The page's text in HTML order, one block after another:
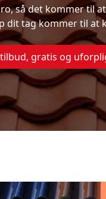
så det kommer
dit tag kommer til at
tilbud, gratis og